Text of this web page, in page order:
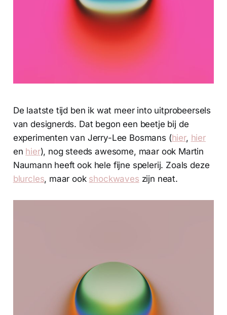
De laatste tijd ben ik wat meer into uitprobeersels
van designerds. Dat begon een beetje bij de
experimenten van Jerry-Lee Bosmans (hier, hier
en hier), nog steeds awesome, maar ook Martin
Naumann heeft ook hele fijne spelerij. Zoals deze
blurcles, maar ook shockwaves zijn neat.